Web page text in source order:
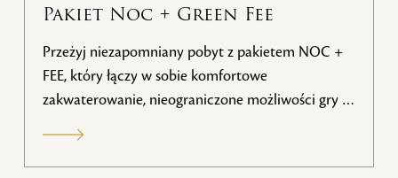
Pakiet Noc + Green Fee
Przeżyj niezapomniany pobyt z pakietem NOC +
FEE, który łączy w sobie komfortowe
zakwaterowanie, nieograniczone możliwości gry w
golfowego, świetną gastronomię i relaks w